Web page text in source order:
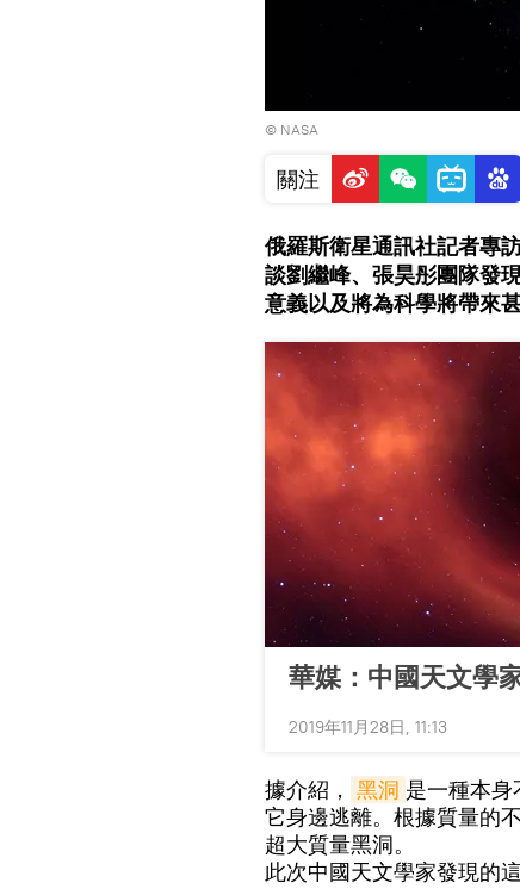
© NASA
關注
俄羅斯衛星通訊社記者專
談劉繼峰、張昊彤團隊發
意義以及將為科學將帶來
華媒：中國天文學
2019年11月28日, 11:13
據介紹， 黑洞 是一種本
它身邊逃離。根據質量的
超大質量黑洞。
此次中國天文學家發現的